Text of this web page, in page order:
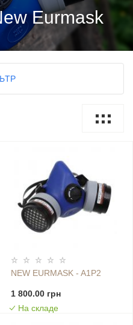
Eurmask
NEW EURMASK - A1P2
1 800.00 грн
На складе